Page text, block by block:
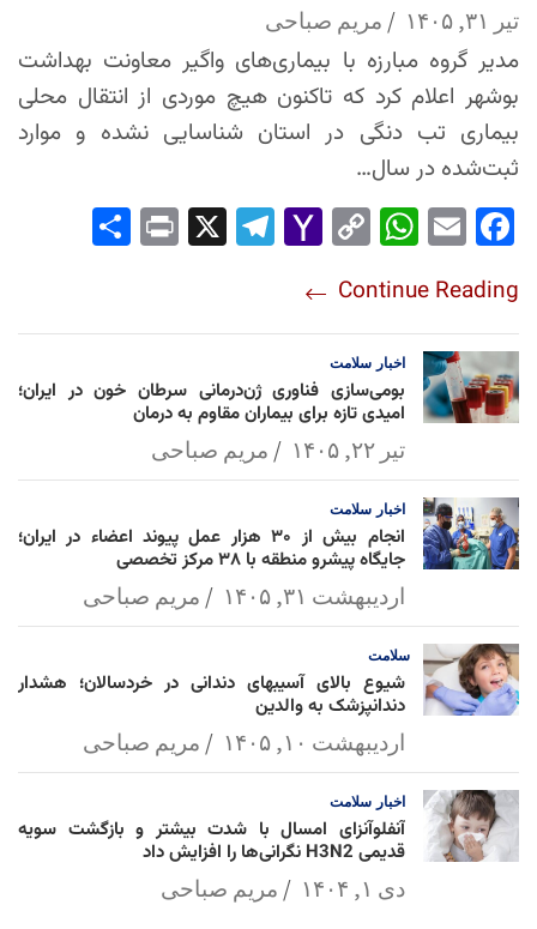
تیر ۳۱, ۱۴۰۵ مریم صباحی
مدیر گروه مبارزه با بیماری‌های واگیر معاونت بهداشت
بوشهر اعلام کرد که تاکنون هیچ موردی از انتقال محلی
بیماری تب دنگی در استان شناسایی نشده و موارد
ثبت‌شده در سال…
Fac
ok
Em
Wh
Ap
p
Co
Lin
k
Yah
l
Tel
Pri
Continue Reading
اخبار سلامت
بومی‌سازی فناوری ژن‌درمانی سرطان خون در ایران؛
امیدی تازه برای بیماران مقاوم به درمان
تیر ۲۲, ۱۴۰۵ مریم صباحی
اخبار سلامت
انجام بیش از ۳۰ هزار عمل پیوند اعضاء در ایران؛
جایگاه پیشرو منطقه با ۳۸ مرکز تخصصی
اردیبهشت ۳۱, ۱۴۰۵ مریم صباحی
سلامت
شیوع بالای آسیبهای دندانی در خردسالان؛ هشدار
دندانپزشک به والدین
اردیبهشت ۱۰, ۱۴۰۵ مریم صباحی
اخبار سلامت
آنفلوآنزای امسال با شدت بیشتر و بازگشت سویه
قدیمی H3N2 نگرانی‌ها را افزایش داد
دی ۱, ۱۴۰۴ مریم صباحی